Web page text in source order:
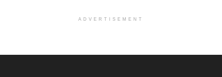
ADVERTISEMENT